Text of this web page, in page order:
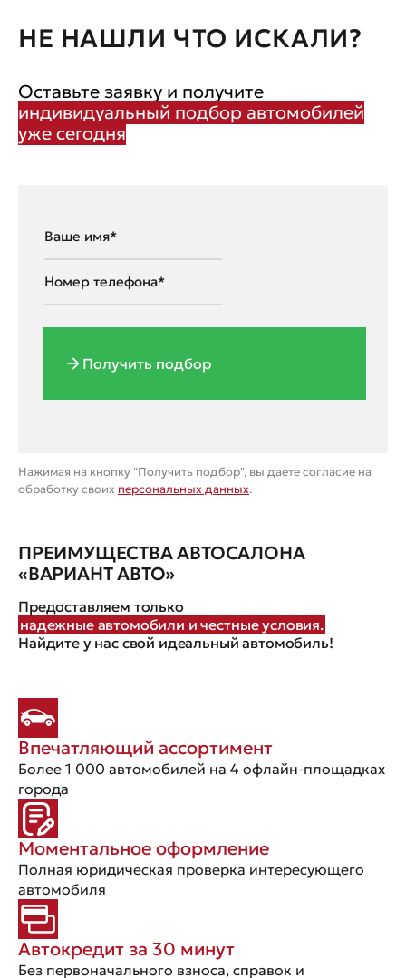
НЕ НАШЛИ ЧТО ИСКАЛИ?
Оставьте заявку и получите
индивидуальный подбор автомобилей
уже сегодня
Получить подбор
Нажимая на кнопку "Получить подбор", вы даете согласие на
обработку своих персональных данных.
ПРЕИМУЩЕСТВА АВТОСАЛОНА
«ВАРИАНТ АВТО»
Предоставляем только
надежные автомобили и честные условия.
Найдите у нас свой идеальный автомобиль!
Впечатляющий ассортимент
Более 1 000 автомобилей на 4 офлайн-площадках
города
Моментальное оформление
Полная юридическая проверка интересующего
автомобиля
Автокредит за 30 минут
Без первоначального взноса, справок и